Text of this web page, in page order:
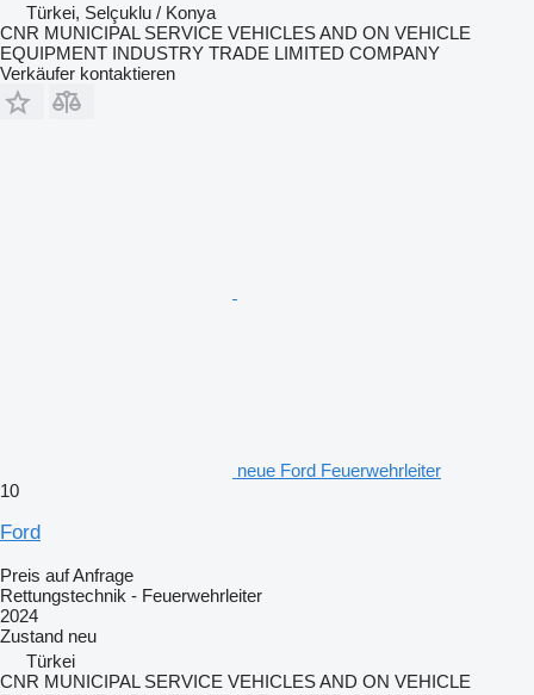
Türkei, Selçuklu / Konya
CNR MUNICIPAL SERVICE VEHICLES AND ON VEHICLE
EQUIPMENT INDUSTRY TRADE LIMITED COMPANY
Verkäufer kontaktieren
neue Ford Feuerwehrleiter
10
Ford
Preis auf Anfrage
Rettungstechnik - Feuerwehrleiter
2024
Zustand neu
Türkei
CNR MUNICIPAL SERVICE VEHICLES AND ON VEHICLE